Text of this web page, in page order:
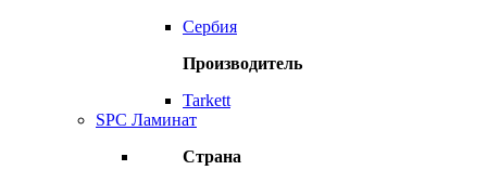
Сербия
Производитель
Tarkett
SPC Ламинат
Страна